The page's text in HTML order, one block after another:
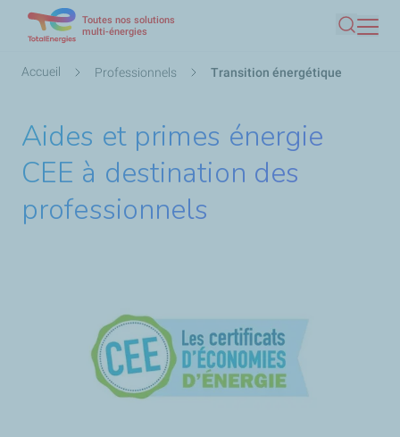
contenu
Toutes nos solutions
multi-énergies
Fil
Accueil Professionnels Transition énergétique
Aides et primes énergie
CEE à destination des
professionnels